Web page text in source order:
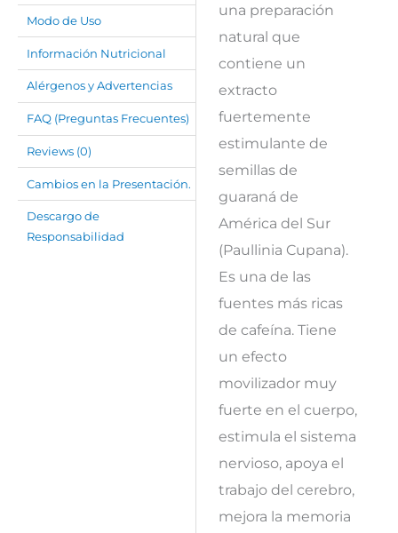
Modo de Uso
Información Nutricional
Alérgenos y Advertencias
FAQ (Preguntas Frecuentes)
Reviews (0)
Cambios en la Presentación.
Descargo de
Responsabilidad
una preparación
natural que
contiene un
extracto
fuertemente
estimulante de
semillas de
guaraná de
América del Sur
(Paullinia Cupana).
Es una de las
fuentes más ricas
de cafeína. Tiene
un efecto
movilizador muy
fuerte en el cuerpo,
estimula el sistema
nervioso, apoya el
trabajo del cerebro,
mejora la memoria